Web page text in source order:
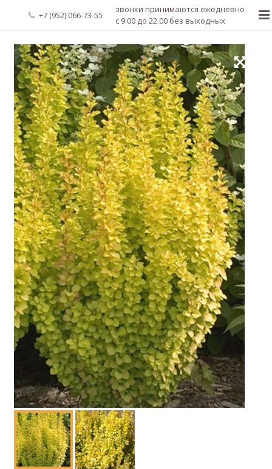
+7 (952) 066-73-55
звонки принимаются ежедневно
с 9.00 до 22.00 без выходных
Главная
О нас
Новости
Каталог растений
Доставка и оплата
Мой аккаунт
Регистрация